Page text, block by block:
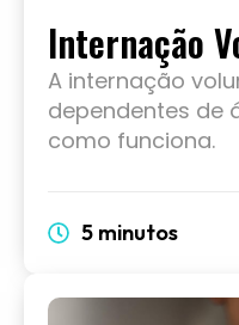
Internação
A internação
dependentes de
como funciona.
5 minutos